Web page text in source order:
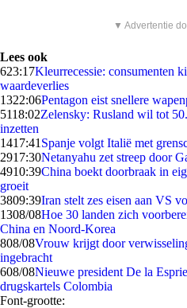
▼ Advertentie
Lees ook
623:17Kleurrecessie: consumenten
waardeverlies
1322:06Pentagon eist snellere
5118:02Zelensky: Rusland wil tot
inzetten
1417:41 Spanje volgt Italië met
2917:30Netanyahu zet streep door
4910:39China boekt doorbraak in
groeit
3809:39Iran stelt zes eisen aan VS
1308/08Hoe 30 landen zich
China en Noord-Korea
808/08Vrouw krijgt door
ingebracht
608/08Nieuwe president De la
drugskartels Colombia
Font-grootte: